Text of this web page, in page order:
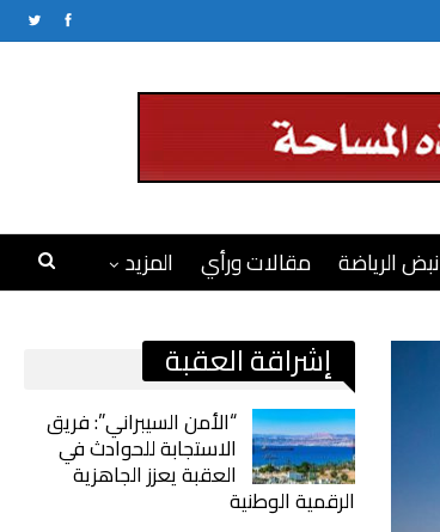
نبض الرياضة مقالات ورأي المزيد
إشراقة العقبة
“الأمن السيبراني”: فريق
الاستجابة للحوادث في
العقبة يعزز الجاهزية
الرقمية الوطنية